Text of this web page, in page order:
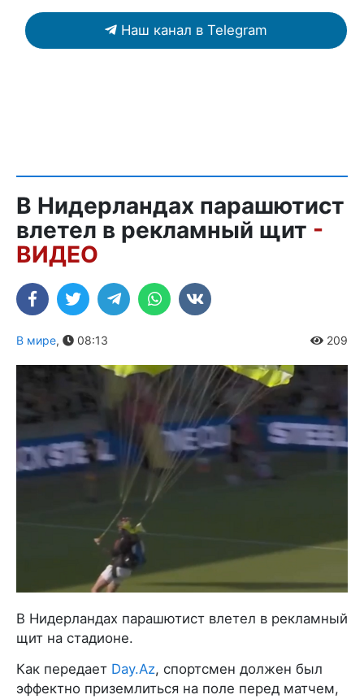
Наш канал в Telegram
В Нидерландах парашютист
влетел в рекламный щит -
ВИДЕО
В мире, 08:13 209
В Нидерландах парашютист влетел в рекламный
щит на стадионе.
Как передает Day.Az, спортсмен должен был
эффектно приземлиться на поле перед матчем,